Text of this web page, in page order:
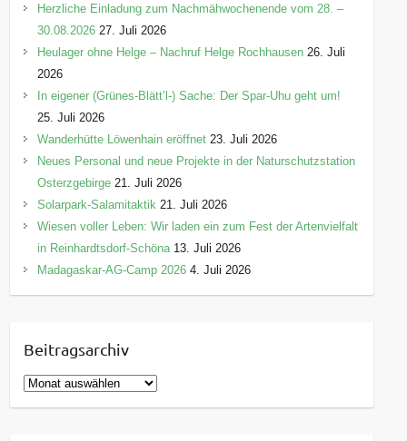
Herzliche Einladung zum Nachmähwochenende vom 28. –
30.08.2026 27. Juli 2026
Heulager ohne Helge – Nachruf Helge Rochhausen 26. Juli
2026
In eigener (Grünes-Blätt’l-) Sache: Der Spar-Uhu geht um!
25. Juli 2026
Wanderhütte Löwenhain eröffnet 23. Juli 2026
Neues Personal und neue Projekte in der Naturschutzstation
Osterzgebirge 21. Juli 2026
Solarpark-Salamitaktik 21. Juli 2026
Wiesen voller Leben: Wir laden ein zum Fest der Artenvielfalt
in Reinhardtsdorf-Schöna 13. Juli 2026
Madagaskar-AG-Camp 2026 4. Juli 2026
Beitragsarchiv
B
e